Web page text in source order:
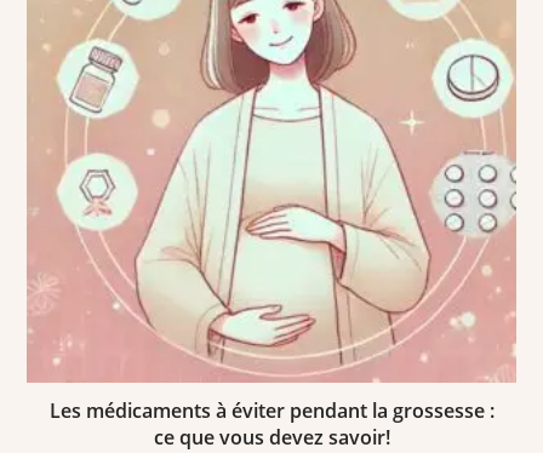
Les médicaments à éviter pendant la grossesse :
ce que vous devez savoir!